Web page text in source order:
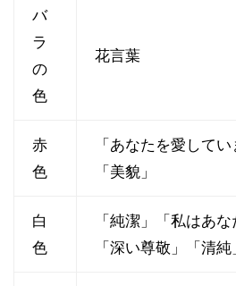
バ
ラ
の
色
花言葉
赤
色
「あなたを愛して
「美貌」
白
色
「純潔」「私はあ
「深い尊敬」「清純